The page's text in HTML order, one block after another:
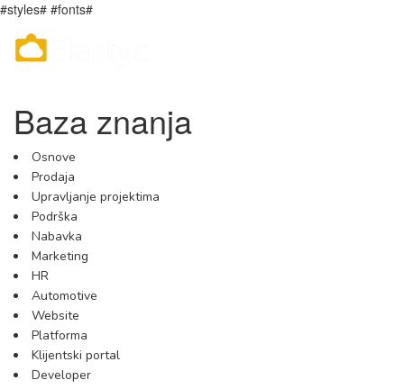
#styles# #fonts#
Baza znanja
Osnove
Prodaja
Upravljanje projektima
Podrška
Nabavka
Marketing
HR
Automotive
Website
Platforma
Klijentski portal
Developer